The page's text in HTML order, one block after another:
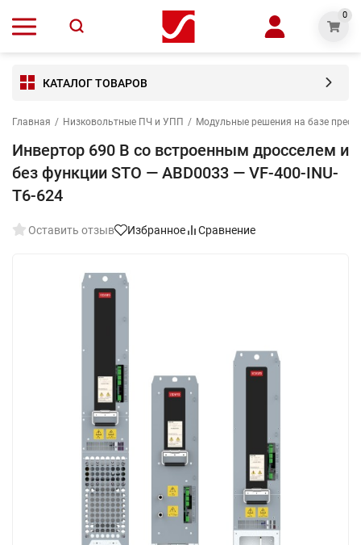
0
КАТАЛОГ ТОВАРОВ
Главная / Низковольтные ПЧ и УПП / Модульные решения на базе
Инвертор 690 В со встроенным дросселем и
без функции STO — ABD0033 — VF-400-INU-
T6-624
Оставить отзыв Избранное Сравнение